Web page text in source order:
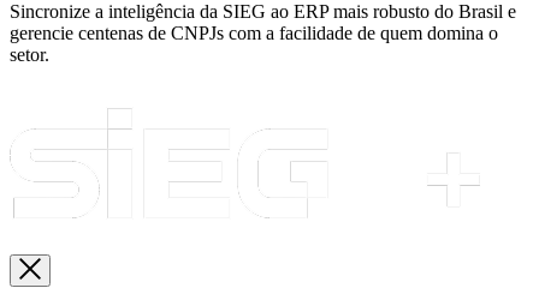
Sincronize a inteligência da SIEG ao ERP mais robusto do Brasil e
gerencie centenas de CNPJs com a facilidade de quem domina o
setor.